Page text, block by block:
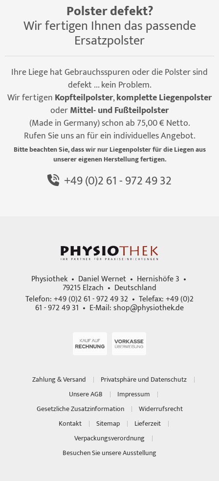
Polster defekt?
Wir fertigen Ihnen das passende
Ersatzpolster
Ihre Liege hat Gebrauchsspuren oder die Polster sind
defekt ... kein Problem.
Wir fertigen Kopfteilpolster,komplette Liegenpolster
oderMittel- und Fußteilpolster
(Made in Germany) schon ab 75,00 € Netto.
Rufen Sie uns an für ein individuelles Angebot.
Bitte beachten Sie, dass wir nur Liegenpolster für die Liegen aus
unserer eigenen Herstellung fertigen.
+49 (0)2 61 - 972 49 32
Physiothek • Daniel Wernet • Hernishöfe 3 •
79215 Elzach • Deutschland
Telefon: +49 (0)2 61 - 972 49 32 • Telefax: +49 (0)2
61 - 972 49 31 • E-Mail:shop@physiothek.de
Zahlung & Versand
Privatsphäre und Datenschutz
Unsere AGB
Impressum
Gesetzliche Zusatzinformation
Widerrufsrecht
Kontakt
Sitemap
Lieferzeit
Verpackungsverordnung
Besuchen Sie unsere Ausstellung